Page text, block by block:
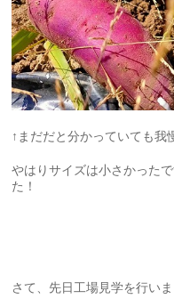
↑まだだと分かっていても我
やはりサイズは小さかった
た！
さて、先日工場見学を行いま